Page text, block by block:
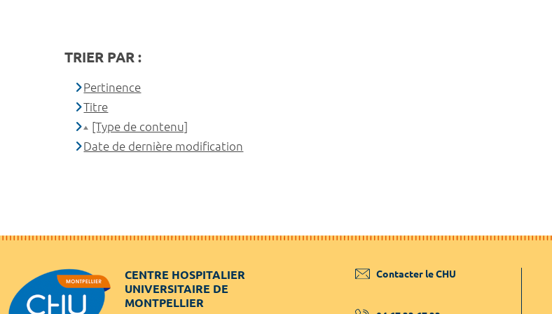
TRIER PAR :
Pertinence
Titre
[Type de contenu]
Date de dernière modification
CENTRE HOSPITALIER
UNIVERSITAIRE DE
MONTPELLIER
Contacter le CHU